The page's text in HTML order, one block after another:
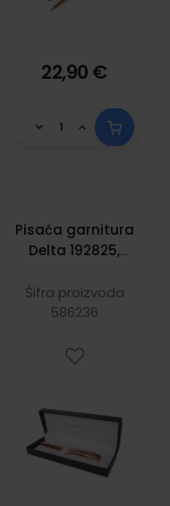
22,90 €
Pisaća garnitura
Delta 192825,
Šifra proizvoda
586236